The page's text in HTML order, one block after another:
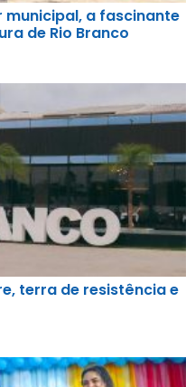
municipal, a fascinante
de Rio Branco
terra de resistência e